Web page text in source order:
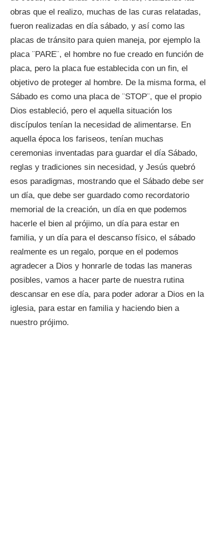
obras que el realizo, muchas de las curas relatadas,
fueron realizadas en día sábado, y así como las
placas de tránsito para quien maneja, por ejemplo la
placa ¨PARE¨, el hombre no fue creado en función de
placa, pero la placa fue establecida con un fin, el
objetivo de proteger al hombre. De la misma forma, el
Sábado es como una placa de ¨STOP¨, que el propio
Dios estableció, pero el aquella situación los
discípulos tenían la necesidad de alimentarse. En
aquella época los fariseos, tenían muchas
ceremonias inventadas para guardar el día Sábado,
reglas y tradiciones sin necesidad, y Jesús quebró
esos paradigmas, mostrando que el Sábado debe ser
un día, que debe ser guardado como recordatorio
memorial de la creación, un día en que podemos
hacerle el bien al prójimo, un día para estar en
familia, y un día para el descanso físico, el sábado
realmente es un regalo, porque en el podemos
agradecer a Dios y honrarle de todas las maneras
posibles, vamos a hacer parte de nuestra rutina
descansar en ese día, para poder adorar a Dios en la
iglesia, para estar en familia y haciendo bien a
nuestro prójimo.